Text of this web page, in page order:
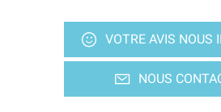
VOTRE AVIS NOUS
NOUS